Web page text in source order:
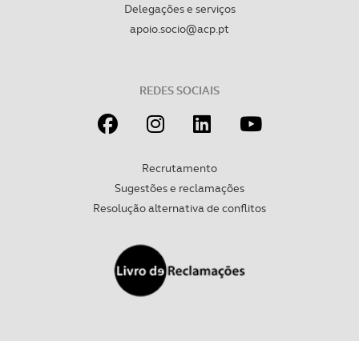
Delegações e serviços
apoio.socio@acp.pt
REDES SOCIAIS
Recrutamento
Sugestões e reclamações
Resolução alternativa de conflitos